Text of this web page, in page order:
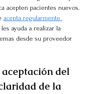
acepten pacientes nuevos.
acepta regularmente
ayuda a realizar la
desde su proveedor
del
de la